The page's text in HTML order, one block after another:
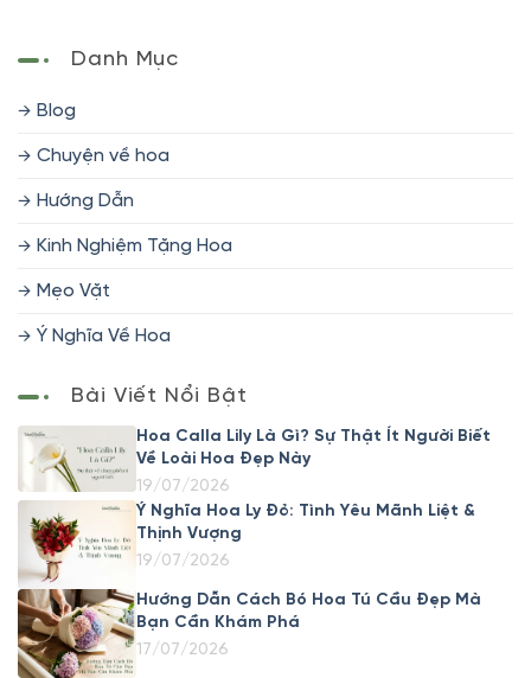
Danh Mục
Blog
Chuyện về hoa
Hướng Dẫn
Kinh Nghiệm Tặng Hoa
Mẹo Vặt
Ý Nghĩa Về Hoa
Bài Viết Nổi Bật
Hoa Calla Lily Là Gì? Sự Thật Ít Người Biết
Về Loài Hoa Đẹp Này
19/07/2026
Ý Nghĩa Hoa Ly Đỏ: Tình Yêu Mãnh Liệt &
Thịnh Vượng
19/07/2026
Hướng Dẫn Cách Bó Hoa Tú Cầu Đẹp Mà
Bạn Cần Khám Phá
17/07/2026